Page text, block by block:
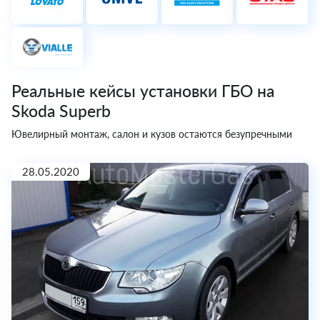
Реальные кейсы установки ГБО на
Skoda Superb
Ювелирный монтаж, салон и кузов остаются безупречными
28.05.2020